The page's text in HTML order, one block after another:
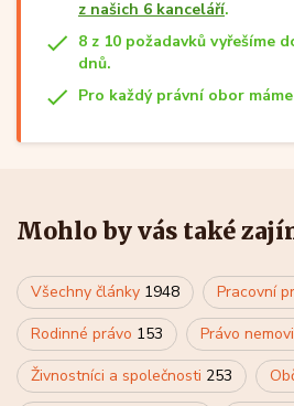
z našich 6 kanceláří.
8 z 10 požadavků vyřešíme
dnů.
Pro každý právní obor
Mohlo by vás také
Všechny články 1948 Pracovní
Rodinné právo 153 Právo
Živnostníci a společnosti 253